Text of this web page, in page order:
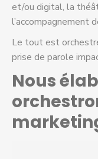
et/ou digital, la
l’accompagnement
Le tout est
prise de parole
Nous